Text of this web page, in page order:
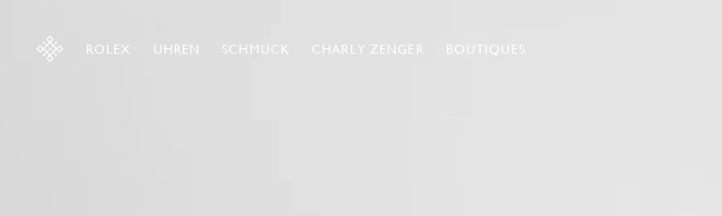
ROLEX UHREN SCHMUCK CHARLY ZENGER BOUTIQUES